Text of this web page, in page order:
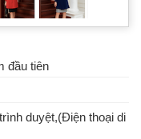
đầu tiên
duyệt,(Điện thoại di